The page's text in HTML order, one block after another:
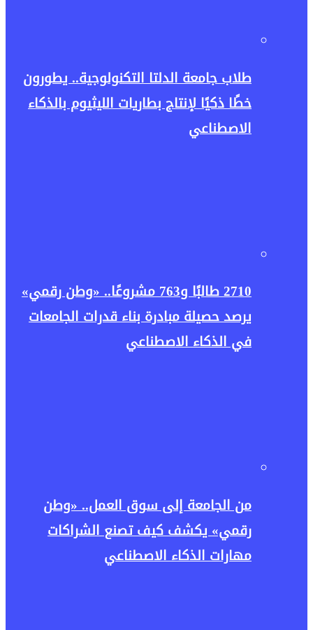
طلاب جامعة الدلتا التكنولوجية.. يطورون
خطًا ذكيًا لإنتاج بطاريات الليثيوم بالذكاء
الاصطناعي
2710 طالبًا و763 مشروعًا.. «وطن رقمي»
يرصد حصيلة مبادرة بناء قدرات الجامعات
في الذكاء الاصطناعي
من الجامعة إلى سوق العمل.. «وطن
رقمي» يكشف كيف تصنع الشراكات
مهارات الذكاء الاصطناعي